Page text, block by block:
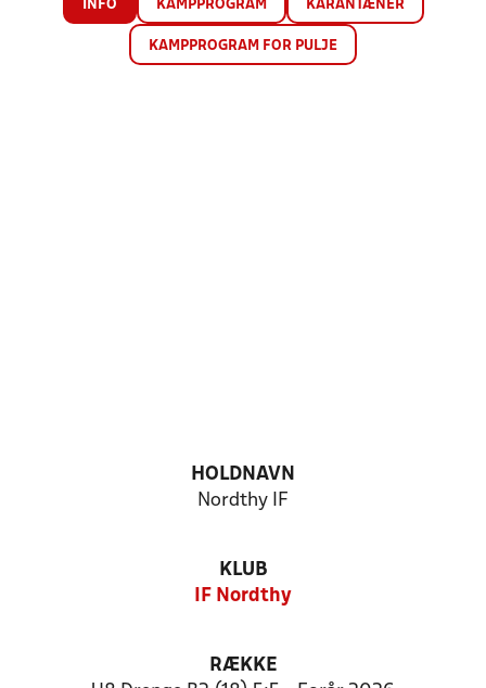
INFO KAMPPROGRAM KARANTÆNER
KAMPPROGRAM FOR PULJE
HOLDNAVN
Nordthy IF
KLUB
IF Nordthy
RÆKKE